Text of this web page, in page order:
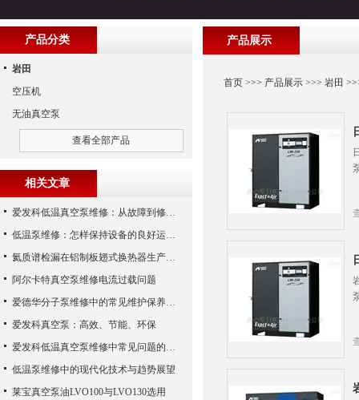
产品展示
首页 >>> 产品展示 >>>岩田
产品分类
岩田
空压机
无油真空泵
查看全部产品
相关文章
爱发科低温真空泵维修：从故障到修复的全过程
低温泵维修：怎样保持设备的良好运行状态
氦质谱检漏在铝制板翅式换热器生产中的应用
阿尔卡特真空泵维修电流过载问题
爱德华分子泵维修中的常见维护保养周期
爱发科真空泵：高效、节能、环保
爱发科低温真空泵维修中常见问题的处理经验
低温泵维修中的现代化技术与趋势展望
莱宝真空泵油LVO100与LVO130选用